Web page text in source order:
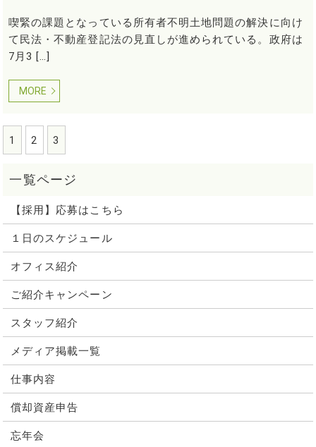
喫緊の課題となっている所有者不明土地問題の解決に向け
て民法・不動産登記法の見直しが進められている。政府は
7月3 […]
MORE
1 2 3
【採用】応募はこちら
１日のスケジュール
オフィス紹介
ご紹介キャンペーン
スタッフ紹介
メディア掲載一覧
仕事内容
償却資産申告
忘年会